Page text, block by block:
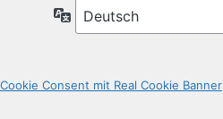
Sprache
Cookie Consent mit Real Cookie Banner